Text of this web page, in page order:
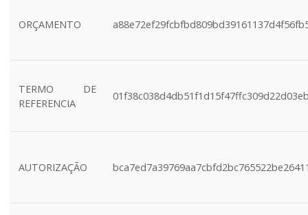
ORÇAMENTO
TERMO DE
REFERENCIA
AUTORIZAÇÃO